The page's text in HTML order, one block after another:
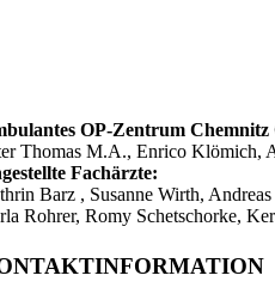
OP-Zentrum Chemnitz
Thomas M.A., Enrico Klömich,
Fachärzte:
Barz , Susanne Wirth,
Rohrer, Romy Schetschorke,